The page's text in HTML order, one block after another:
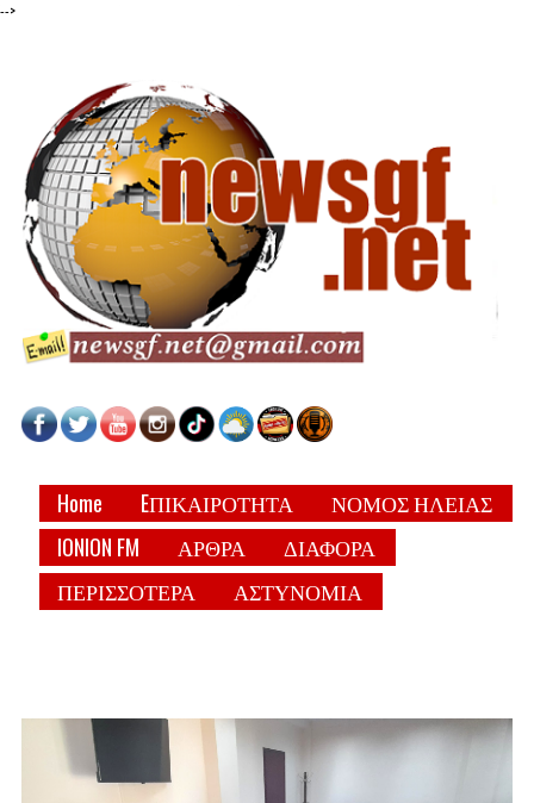
-->
Home EΠΙΚΑΙΡΟΤΗΤΑ
ΝΟΜΟΣ ΗΛΕΙΑΣ
IONION FM
ΑΡΘΡΑ
ΔΙΑΦΟΡΑ
ΠΕΡΙΣΣΟΤΕΡΑ
ΑΣΤΥΝΟΜΙΑ